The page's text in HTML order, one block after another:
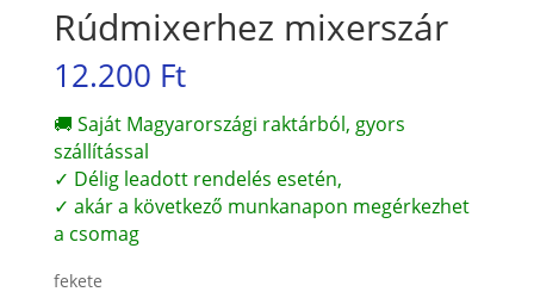
Rúdmixerhez mixerszár
12.200 Ft
🚚 Saját Magyarországi raktárból, gyors
szállítással
✓ Délig leadott rendelés esetén,
✓ akár a következő munkanapon megérkezhet
a csomag
fekete